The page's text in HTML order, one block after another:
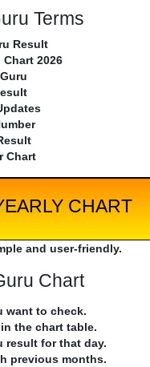
Terms
Result
2026
Chart
CHART
and user-friendly.
Chart
want to check.
the chart table.
result for that day.
previous months.